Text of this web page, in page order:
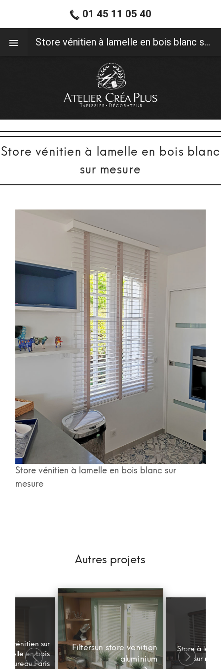
Store vénitien à lamelle en bois blanc
sur mesure
Store vénitien à lamelle en bois blanc sur
mesure
Autres projets
vénitien sur
en bois
bureau Paris
Filtersun store venitien
aluminium
Store à
sur
01 45 11 05 40
Store vénitien à lamelle en bois blanc sur mesure